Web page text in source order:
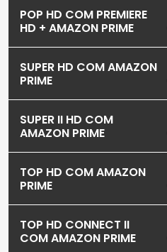
POP HD COM PREMIERE
HD + AMAZON PRIME
SUPER HD COM AMAZON
PRIME
SUPER II HD COM
AMAZON PRIME
TOP HD COM AMAZON
PRIME
TOP HD CONNECT II
COM AMAZON PRIME